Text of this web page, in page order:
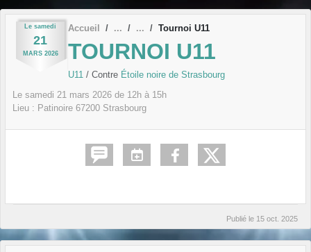
Le samedi
21
MARS 2026
Accueil Tournoi U11
TOURNOI U11
U11 / Contre Étoile noire de Strasbourg
Le samedi 21 mars 2026 de 12h à 15h
Lieu : Patinoire 67200 Strasbourg
Publié le 15 oct. 2025